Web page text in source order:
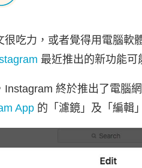
吃力，或者覺得用電腦軟
最近推出的新功能可
終於推出了電腦
App 的「濾鏡」及「編輯